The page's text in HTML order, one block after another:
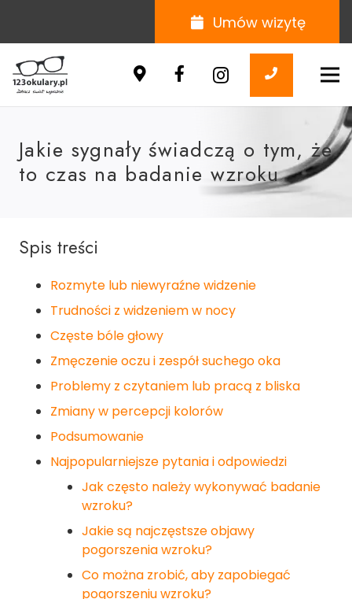
Umów wizytę
Jakie sygnały świadczą o tym, że
to czas na badanie wzroku
Spis treści
Rozmyte lub niewyraźne widzenie
Trudności z widzeniem w nocy
Częste bóle głowy
Zmęczenie oczu i zespół suchego oka
Problemy z czytaniem lub pracą z bliska
Zmiany w percepcji kolorów
Podsumowanie
Najpopularniejsze pytania i odpowiedzi
Jak często należy wykonywać badanie
wzroku?
Jakie są najczęstsze objawy
pogorszenia wzroku?
Co można zrobić, aby zapobiegać
pogorszeniu wzroku?